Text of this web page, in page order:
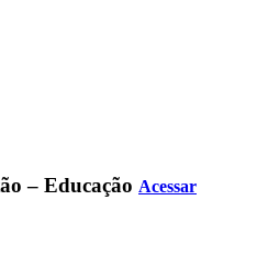
– Educação Acessar